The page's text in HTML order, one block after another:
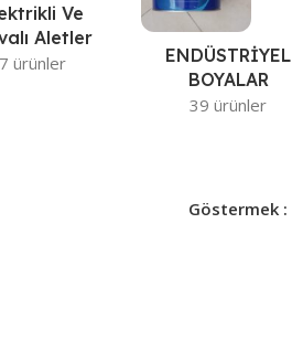
Ve
Aletler
7 ürünler
ENDÜSTRİYEL
BOYALAR
39 ürünler
Göstermek